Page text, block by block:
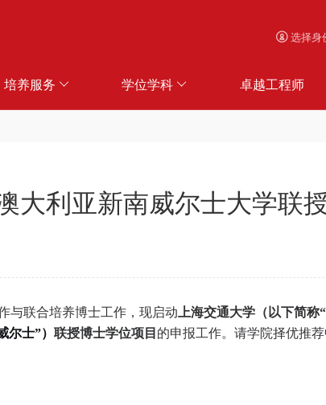
选择身
培养服务 学位学科 卓越工程师
大利亚新南威尔士大学联
与联合培养博士工作，现启动 上海交通大学（以下简称
尔士”） 联授博士学位项目 的申报工作。请学院择优推